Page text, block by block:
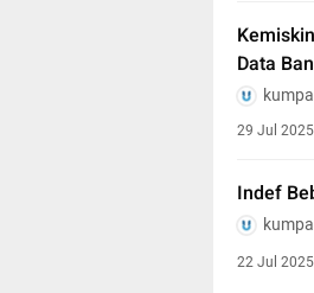
Data
29 Jul 2025
Indef
22 Jul 2025